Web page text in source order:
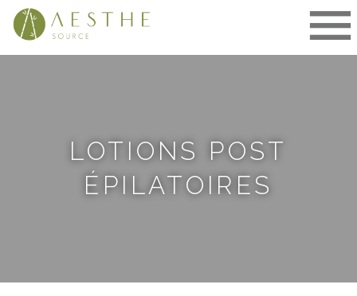
Aller
LOTIONS POST
ÉPILATOIRES